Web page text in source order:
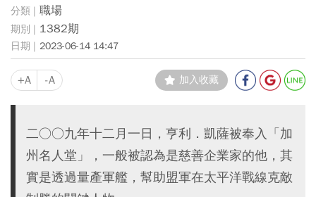
職場
1382期
2023-06-14 14:47
+A -A 加入收藏
二○○九年十二月一日，亨利．凱薩被奉入「加
州名人堂」，一般被認為是慈善企業家的他，其
實是透過量產軍艦，幫助盟軍在太平洋戰線克敵